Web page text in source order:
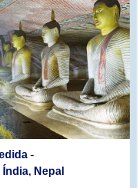
-
Nepal